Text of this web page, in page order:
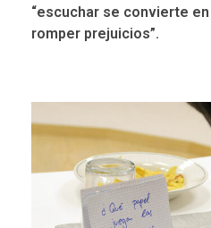
“escuchar se convierte
romper prejuicios”.